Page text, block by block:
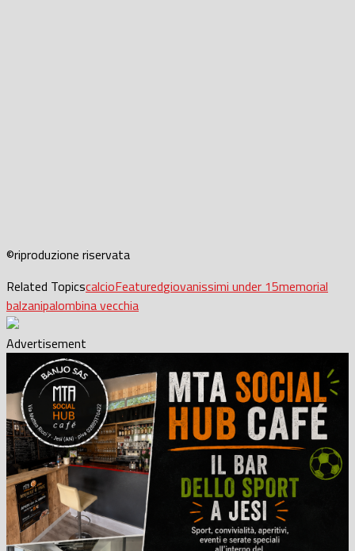
©riproduzione riservata
Related TopicscalcioFeaturedgiovanissimi under 15memorial
balzanipalombina vecchia
Advertisement